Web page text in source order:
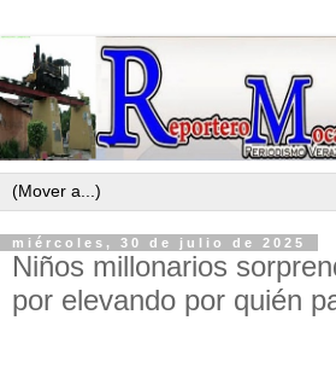
miércoles, 30 de julio de 2025
Niños millonarios
por elevando por quién